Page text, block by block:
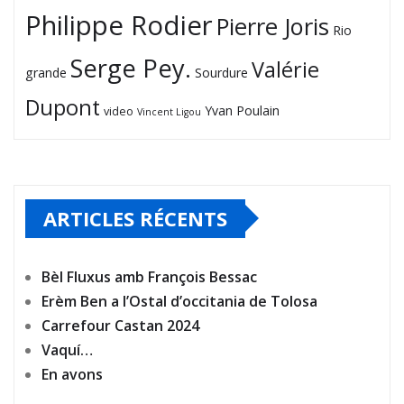
Philippe Rodier Pierre Joris Rio
grande Serge Pey. Sourdure Valérie
Dupont video Vincent Ligou Yvan Poulain
ARTICLES RÉCENTS
Bèl Fluxus amb François Bessac
Erèm Ben a l’Ostal d’occitania de Tolosa
Carrefour Castan 2024
Vaquí…
En avons